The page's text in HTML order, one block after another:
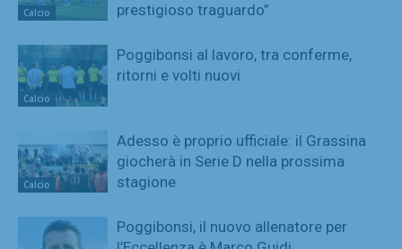
Calcio
prestigioso traguardo”
Calcio
Poggibonsi al lavoro, tra conferme,
ritorni e volti nuovi
Calcio
Adesso è proprio ufficiale: il Grassina
giocherà in Serie D nella prossima
stagione
Poggibonsi, il nuovo allenatore per